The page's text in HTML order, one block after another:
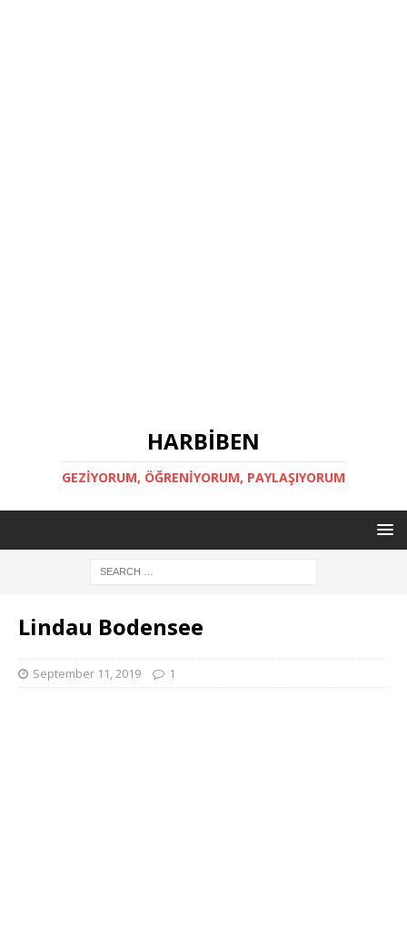
HARBİBEN
GEZİYORUM, ÖĞRENİYORUM, PAYLAŞIYORUM
Lindau Bodensee
September 11, 2019 1